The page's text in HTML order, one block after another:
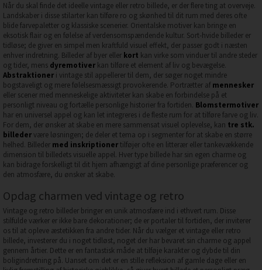
Når du skal finde det ideelle vintage eller retro billede, er der flere ting at overveje.
Landskaber i disse stilarter kan tilføre ro og skønhed til dit rum med deres ofte
blide farvepaletter og klassiske scenerier. Orientalske motiver kan bringe en
eksotisk flair og en følelse af verdensomspændende kultur. Sort-hvide billeder er
tidløse; de giver en simpel men kraftfuld visuel effekt, der passer godt i næsten
enhver indretning. Billeder af byer eller kort kan virke som vinduer til andre steder
og tider, mens dyremotiver kan tilføre et element af liv og bevægelse.
Abstraktioner i vintage stil appellerer til dem, der søger noget mindre
bogstaveligt og mere følelsesmæssigt provokerende. Portrætter af mennesker
eller scener med menneskelige aktiviteter kan skabe en forbindelse på et
personligt niveau og fortælle personlige historier fra fortiden. Blomstermotiver
har en universel appel og kan let integreres i de fleste rum for at tilføre farve og liv.
For dem, der ønsker at skabe en mere sammensat visuel oplevelse, kan tre stk.
billeder være løsningen; de deler et tema op i segmenter for at skabe en større
helhed. Billeder med inskriptionertilføjer ofte en litterær eller tankevækkende
dimension til billedets visuelle appel. Hver type billede har sin egen charme og
kan bidrage forskelligt til dit hjem afhængigt af dine personlige præferencer og
den atmosfære, du ønsker at skabe.
Opdag charmen ved vintage og retro
Vintage og retro billeder bringer en unik atmosfære ind i ethvert rum. Disse
stilfulde værker er ikke bare dekorationer; de er portaler til fortiden, der inviterer
os til at opleve æstetikken fra andre tider. Når du vælger et vintage eller retro
billede, investerer du i noget tidløst, noget der har bevaret sin charme og appel
gennem årtier. Dette er en fantastisk måde at tilføje karakter og dybde til din
boligindretning på. Uanset om det er en stille refleksion af gamle dage eller en